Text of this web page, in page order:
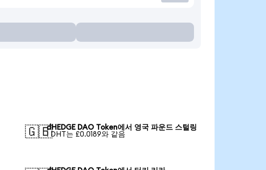
🇬🇧dHEDGE DAO Token에서 영국 파운드 스털링
1 DHT는 £0.0189와 같음